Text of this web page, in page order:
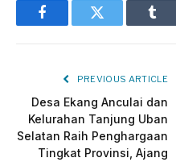
FacebookTwitter
PREVIOUS ARTICLE
Desa Ekang Anculai dan
Kelurahan Tanjung Uban
Selatan Raih Penghargaan
Tingkat Provinsi, Ajang